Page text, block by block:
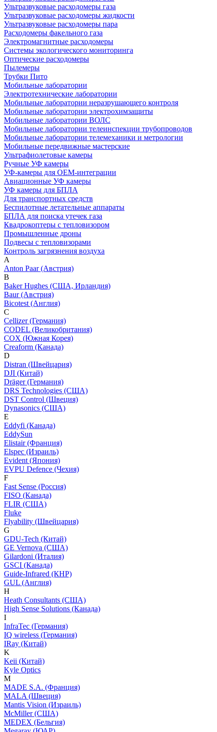
Ультразвуковые расходомеры газа
Ультразвуковые расходомеры жидкости
Ультразвуковые расходомеры пара
Расходомеры факельного газа
Электромагнитные расходомеры
Системы экологического мониторинга
Оптические расходомеры
Пылемеры
Трубки Пито
Мобильные лаборатории
Электротехнические лаборатории
Мобильные лаборатории неразрушающего контроля
Мобильные лаборатории электрохимзащиты
Мобильные лаборатории ВОЛС
Мобильные лаборатории телеинспекции трубопроводов
Мобильные лаборатории телемеханики и метрологии
Мобильные передвижные мастерские
Ультрафиолетовые камеры
Ручные УФ камеры
УФ-камеры для OEM-интеграции
Авиационные УФ камеры
УФ камеры для БПЛА
Для транспортных средств
Беспилотные летательные аппараты
БПЛА для поиска утечек газа
Квадрокоптеры с тепловизором
Промышленные дроны
Подвесы с тепловизорами
Контроль загрязнения воздуха
A
Anton Paar (Австрия)
B
Baker Hughes (США, Ирландия)
Baur (Австрия)
Bicotest (Англия)
C
Cellizer (Германия)
CODEL (Великобритания)
COX (Южная Корея)
Creaform (Канада)
D
Distran (Швейцария)
DJI (Китай)
Dräger (Германия)
DRS Technologies (США)
DST Control (Швеция)
Dynasonics (США)
E
Eddyfi (Канада)
EddySun
Elistair (Франция)
Elspec (Израиль)
Evident (Япония)
EVPU Defence (Чехия)
F
Fast Sense (Россия)
FISO (Канада)
FLIR (США)
Fluke
Flyability (Швейцария)
G
GDU-Tech (Китай)
GE Vernova (США)
Gilardoni (Италия)
GSCI (Канада)
Guide-Infrared (КНР)
GUL (Англия)
H
Heath Consultants (США)
High Sense Solutions (Канада)
I
InfraTec (Германия)
IQ wireless (Германия)
IRay (Китай)
K
Keii (Китай)
Kyle Optics
M
MADE S.A. (Франция)
MALA (Швеция)
Mantis Vision (Израиль)
McMiller (США)
MEDEX (Бельгия)